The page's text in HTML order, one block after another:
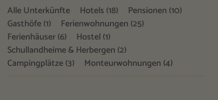
Alle Unterkünfte Hotels (18)
Pensionen (10)
Gasthöfe (1)
Ferienwohnungen (25)
Ferienhäuser (6)
Hostel (1)
Schullandheime & Herbergen (2)
Campingplätze (3)
Monteurwohnungen (4)